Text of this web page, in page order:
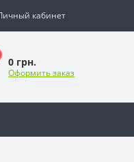
кабинет
0 грн.
Оформить заказ